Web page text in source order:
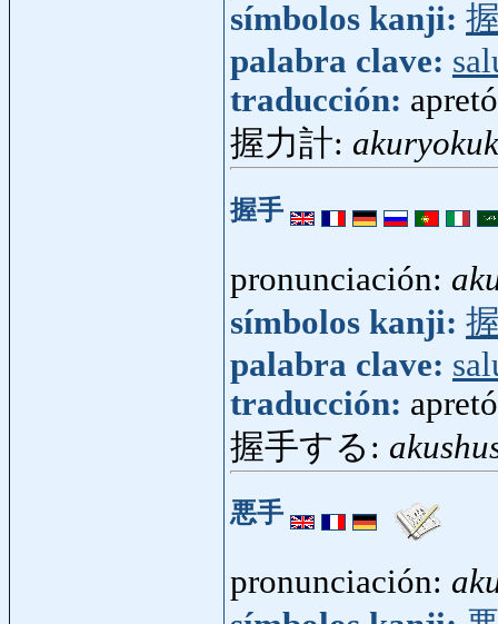
símbolos kanji:
palabra clave:
traducción:
握力計:
握手
pronunciación:
símbolos kanji:
palabra clave:
traducción:
握手する:
悪手
pronunciación: